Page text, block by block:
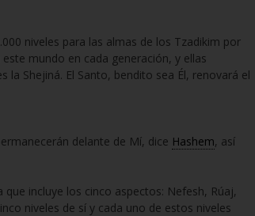
niveles para las almas de los Tzadikim por
mundo en cada generación, y ellas
la Shejiná. El Santo, bendito sea Él, renovará el
delante de Mí, dice Hashem, así
incluye los cinco aspectos: Nefesh, Rúaj,
niveles de sí y cada uno de estos niveles